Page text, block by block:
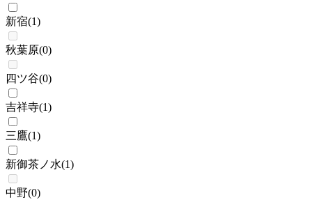
新宿(1)
秋葉原(0)
四ツ谷(0)
吉祥寺(1)
三鷹(1)
新御茶ノ水(1)
中野(0)